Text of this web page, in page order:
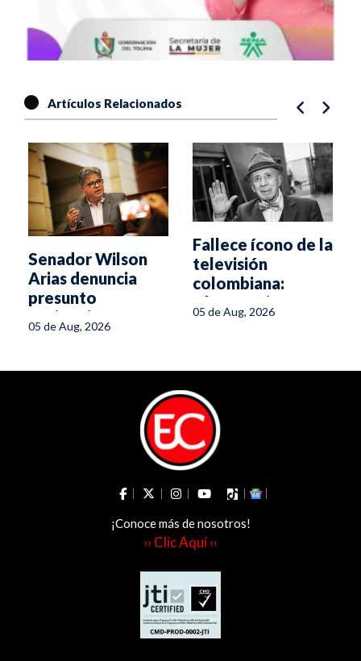
Artículos Relacionados
Senador Wilson
Arias denuncia
presunto
espionaje en su
oficina del Senado
05 de Aug, 2026
Fallece ícono de la
televisión
colombiana:
Alfonso Lizarazo
05 de Aug, 2026
¡Conoce más de nosotros!
›› Clic Aquí ‹‹